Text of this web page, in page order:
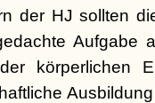
der HJ sollten
Aufgabe
körperlichen